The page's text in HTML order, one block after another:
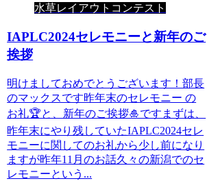
水草レイアウトコンテスト
IAPLC2024セレモニーと新年のご
挨拶
明けましておめでとうございます！部長
のマックスです昨年末のセレモニー の
お礼🏆と、新年のご挨拶🎍ですまずは、
昨年末にやり残していたIAPLC2024セレ
モニーに関してのお礼から少し前になり
ますが昨年11月のお話久々の新潟でのセ
レモニーという...